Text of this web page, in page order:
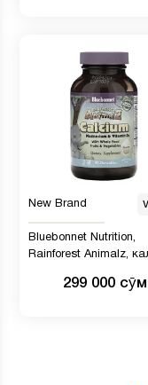
New Brand
Bluebonnet Nutrition,
Rainforest Animalz,
натуральным
299 000 сӯм